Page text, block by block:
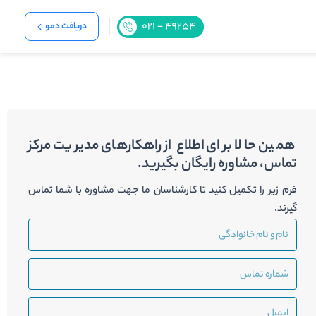
دریافت دمو
همین حالا برای اطلاع از راهکارهای مدیریت مرکز
تماس، مشاوره رایگان بگیرید.
فرم زیر را تکمیل کنید تا کارشناسان ما جهت مشاوره با شما تماس
گیرند.
نام
و
نام
خانوادگی
شماره
تماس
ایمیل